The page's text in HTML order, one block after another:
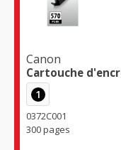
Canon
Cartouche
1
0372C001
300 pages